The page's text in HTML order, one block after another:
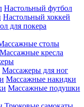
Настольный футбол
Настольный хоккей
для покера
столы
Массажные кресла
Массажеры для ног
Массажные накидки
Массажные подушки